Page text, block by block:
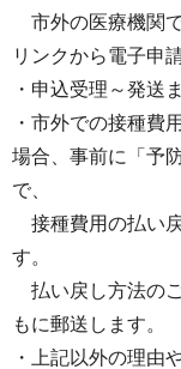
市外の医療機関
リンクから電子申
・申込受理～発送
・市外での接種費
場合、事前に「予
で、
接種費用の払い
す。
払い戻し方法の
もに郵送します。
・上記以外の理由